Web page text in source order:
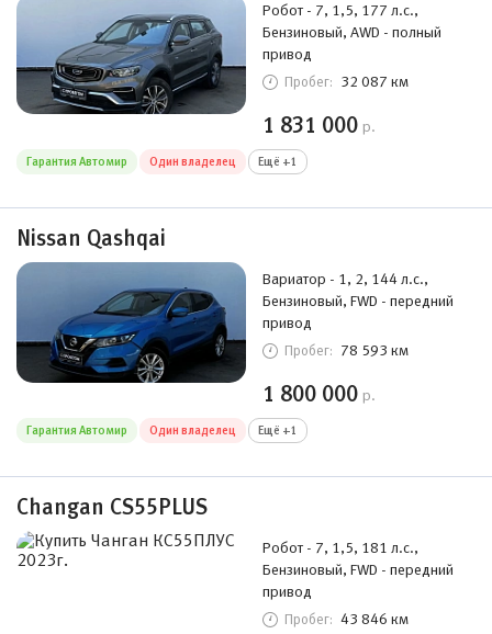
Робот - 7, 1,5, 177 л.с.,
Бензиновый, AWD - полный
привод
Пробег: 32 087 км
1 831 000 р.
Гарантия Автомир Один владелец Ещё +1
Nissan Qashqai
Вариатор - 1, 2, 144 л.с.,
Бензиновый, FWD - передний
привод
Пробег: 78 593 км
1 800 000 р.
Гарантия Автомир Один владелец Ещё +1
Changan CS55PLUS
Робот - 7, 1,5, 181 л.с.,
Бензиновый, FWD - передний
привод
Пробег: 43 846 км